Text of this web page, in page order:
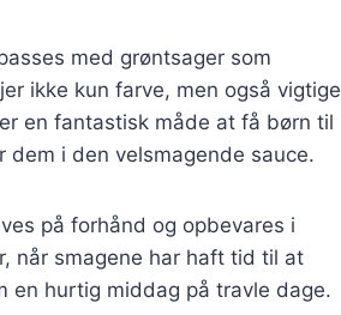
med grøntsager som
ikke kun farve, men også vigtige
en fantastisk måde at få børn til
i den velsmagende sauce.
på forhånd og opbevares i
når smagene har haft tid til at
en hurtig middag på travle dage.